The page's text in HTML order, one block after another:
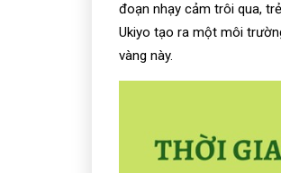
đoạn nhạy cảm trôi qua,
Ukiyo tạo ra một môi
vàng này.